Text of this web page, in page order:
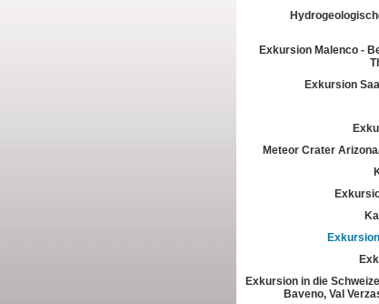
Exkursion Malenco -
Exkursion
Meteor Crater
Exkursion in die
Baveno, Val